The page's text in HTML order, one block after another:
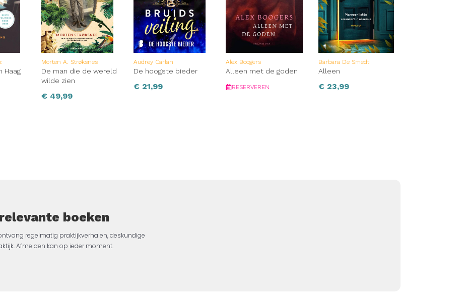
Haag
Morten A. Strøksnes
De man die de wereld
wilde zien
€49,99
Audrey Carlan
De hoogste bieder
€21,99
Alex Boogers
Alleen met de goden
RESERVEREN
Barbara De Smedt
Alleen
€23,99
boeken
regelmatig praktijkverhalen, deskundige
Afmelden kan op ieder moment.